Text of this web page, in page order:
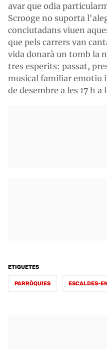
avar que odia
Scrooge no suporta
conciutadans viuen
que pels carrers van
vida donarà un tomb la
tres esperits: passat,
musical familiar emotiu
de desembre a les 17 h a
ETIQUETES
PARRÒQUIES ESCALDES-